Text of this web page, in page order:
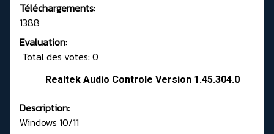
Téléchargements:
1388
Evaluation:
Total des votes: 0
Realtek Audio Controle Version 1.45.304.0
Description:
Windows 10/11